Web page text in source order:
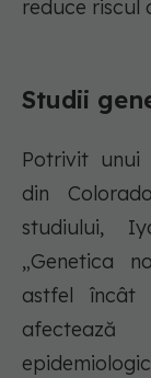
reduce riscul
Studii
Potrivit unui
din
studiului,
„Genetica
astfel încât